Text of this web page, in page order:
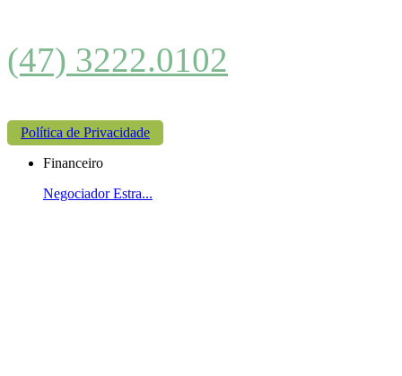
Financeiro
Negociador Estra...
(47) 3222.0102
Política de Privacidade